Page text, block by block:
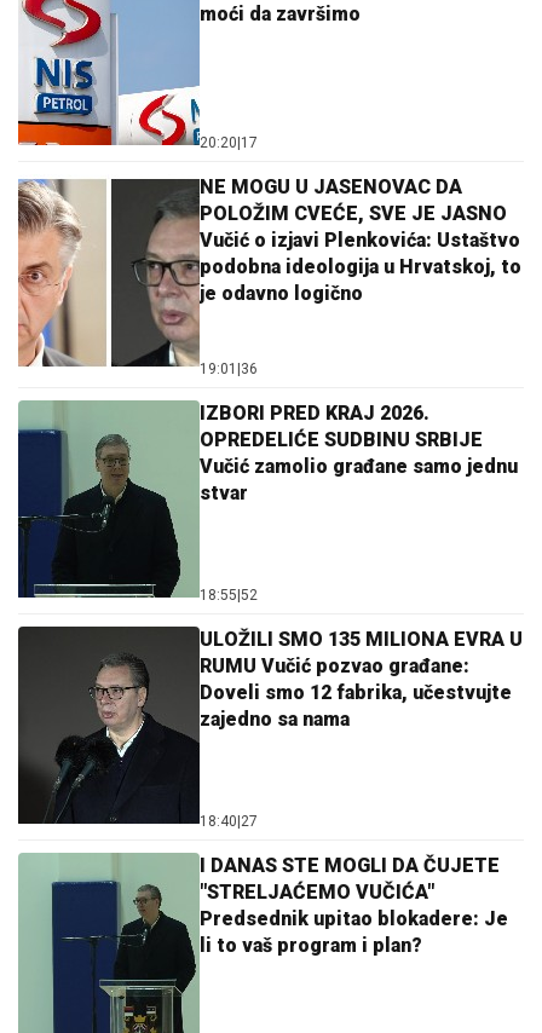
moći da završimo
20:20 17
NE MOGU U JASENOVAC DA
POLOŽIM CVEĆE, SVE JE JASNO
Vučić o izjavi Plenkovića: Ustaštvo
podobna ideologija u Hrvatskoj, to
je odavno logično
19:01 36
IZBORI PRED KRAJ 2026.
OPREDELIĆE SUDBINU SRBIJE
Vučić zamolio građane samo jednu
stvar
18:55 52
ULOŽILI SMO 135 MILIONA EVRA U
RUMU Vučić pozvao građane:
Doveli smo 12 fabrika, učestvujte
zajedno sa nama
18:40 27
I DANAS STE MOGLI DA ČUJETE
"STRELJAĆEMO VUČIĆA"
Predsednik upitao blokadere: Je
li to vaš program i plan?